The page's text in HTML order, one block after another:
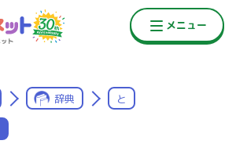
辞典 と